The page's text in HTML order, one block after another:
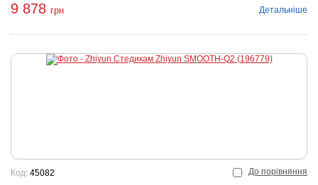
9 878 грн Детальніше
До порівняння
Код: 45082